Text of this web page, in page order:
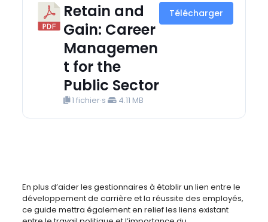
Retain and
Gain: Career
Managemen
t for the
Public Sector
1 fichier·s 4.11 MB
Télécharger
En plus d’aider les gestionnaires à établir un lien entre le
développement de carrière et la réussite des employés,
ce guide mettra également en relief les liens existant